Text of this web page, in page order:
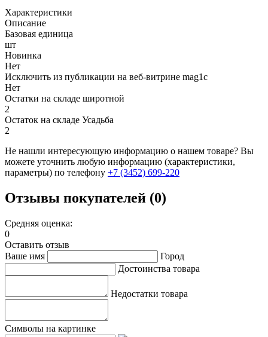
Характеристики
Описание
Базовая единица
шт
Новинка
Нет
Исключить из публикации на веб-витрине mag1c
Нет
Остатки на складе широтной
2
Остаток на складе Усадьба
2
Не нашли интересующую информацию о нашем товаре? Вы
можете уточнить любую информацию (характеристики,
параметры) по телефону +7 (3452) 699-220
Отзывы покупателей (0)
Средняя оценка:
0
Оставить отзыв
Ваше имя
Город
Достоинства товара
Недостатки товара
Символы на картинке